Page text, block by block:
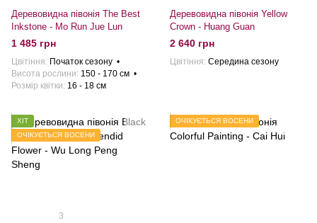
Деревовидна півонія The Best
Inkstone - Mo Run Jue Lun
1 485 грн
Цвітіння
Початок сезону
Висота рослини 150 - 170 см
Розмiр квiтки 16 - 18 см
Деревовидна півонія Yellow
Crown - Huang Guan
2 640 грн
Цвітіння Середина сезону
ХІТ
ОЧІКУЄТЬСЯ ВОСЕНИ
3
ОЧІКУЄТЬСЯ ВОСЕНИ